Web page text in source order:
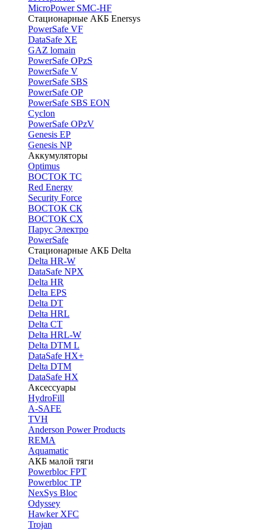
MicroPower SMC-HF
Стационарные АКБ Enersys
PowerSafe VF
DataSafe XE
GAZ lomain
PowerSafe OPzS
PowerSafe V
PоwerSafe SBS
PowerSafe OP
PоwerSafe SBS EON
Cyclon
PowerSafe OPzV
Genesis EP
Genesis NP
Аккумуляторы
Optimus
ВОСТОК ТС
Red Energy
Security Force
ВОСТОК СК
ВОСТОК СХ
Парус Электро
PowerSafe
Стационарные АКБ Delta
Delta HR-W
DataSafe NPX
Delta HR
Delta EPS
Delta DT
Delta HRL
Delta CT
Delta HRL-W
Delta DTM L
DataSafe HX+
Delta DTM
DataSafe HX
Аксессуары
HydroFill
A-SAFE
TVH
Anderson Power Products
REMA
Aquamatic
АКБ малой тяги
Powerbloc FPT
Powerbloc TP
NexSys Bloc
Odyssey
Hawker XFC
Trojan